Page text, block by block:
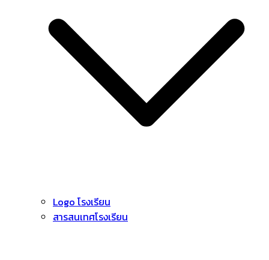
Logo โรงเรียน
สารสนเทศโรงเรียน